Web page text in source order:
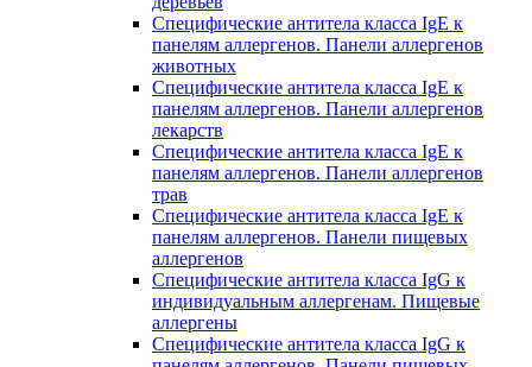
Специфические антитела класса IgE к
панелям аллергенов. Панели аллергенов
животных
Специфические антитела класса IgE к
панелям аллергенов. Панели аллергенов
лекарств
Специфические антитела класса IgE к
панелям аллергенов. Панели аллергенов
трав
Специфические антитела класса IgE к
панелям аллергенов. Панели пищевых
аллергенов
Специфические антитела класса IgG к
индивидуальным аллергенам. Пищевые
аллергены
Специфические антитела класса IgG к